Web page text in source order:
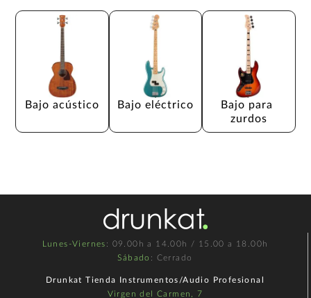
Bajo acústico Bajo eléctrico
Bajo para
zurdos
Lunes-Viernes : 09.00h a 14.00h / 15.00 a 18.00h
Sábado : Cerrado
Drunkat Tienda Instrumentos/Audio Profesional
Virgen del Carmen, 7